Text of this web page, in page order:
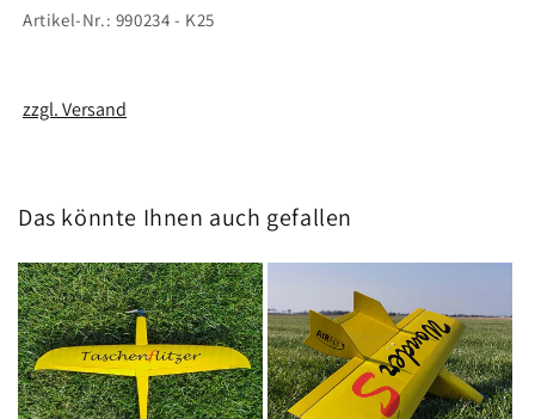
Artikel-Nr.: 990234 - K25
zzgl. Versand
Das könnte Ihnen auch gefallen